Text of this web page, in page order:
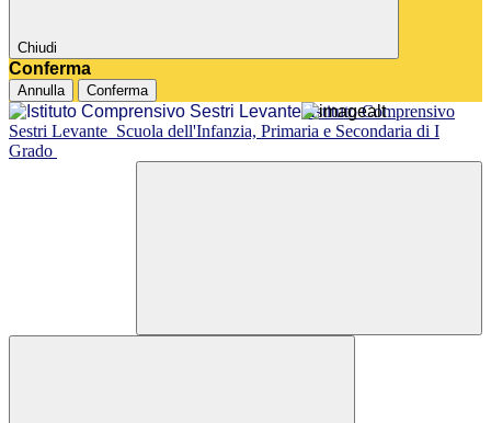
Chiudi
Conferma
Annulla Conferma
Istituto Comprensivo
Sestri Levante Scuola dell'Infanzia, Primaria e Secondaria di I
Grado